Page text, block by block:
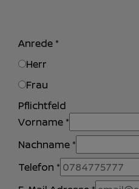
Anrede *
Herr
Frau
Pflichtfeld
Vorname *
Nachname *
Telefon *